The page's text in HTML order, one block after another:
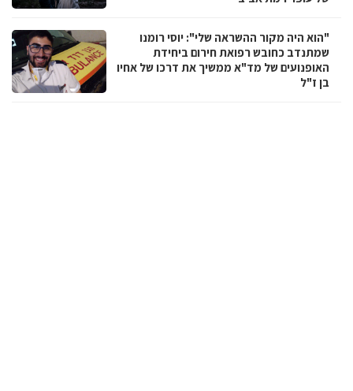
"הוא היה מקור ההשראה שלי": יוסי רומנו
שמתנדב כחובש רפואת חירום ביחידת
האופנועים של מד"א ממשיך את דרכו של אחיו
בן ז"ל